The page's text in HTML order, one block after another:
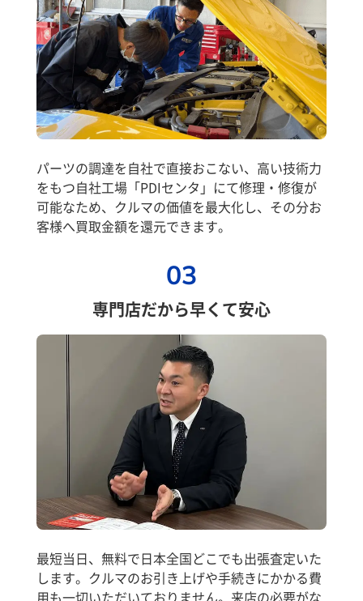
パーツの調達を自社で直接おこない、高い技術力
をもつ自社工場「PDIセンタ」にて修理・修復が
可能なため、クルマの価値を最大化し、その分お
客様へ買取金額を還元できます。
03
専門店だから早くて安心
最短当日、無料で日本全国どこでも出張査定いた
します。クルマのお引き上げや手続きにかかる費
用も一切いただいておりません。来店の必要がな